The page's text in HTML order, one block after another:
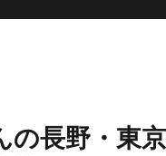
の長野・東